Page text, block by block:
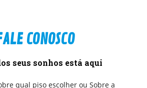
CONOSCO
seus sonhos está aqui
qual piso escolher ou Sobre a